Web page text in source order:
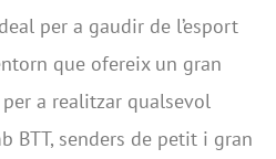
per a gaudir de l’esport
que ofereix un gran
a realitzar qualsevol
BTT, senders de petit i gran